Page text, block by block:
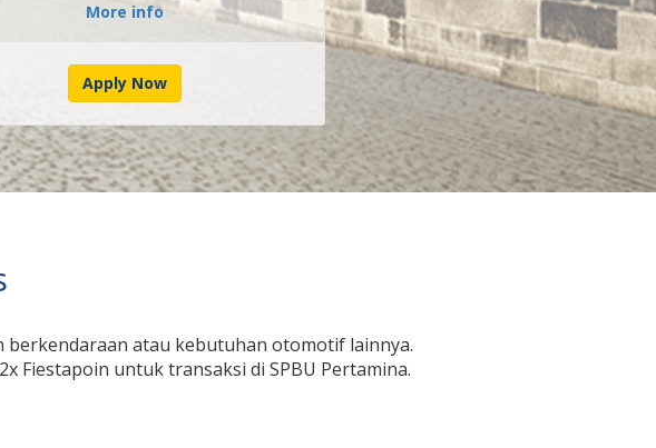
More info
Apply Now
atau kebutuhan otomotif lainnya.
Fiestapoin untuk transaksi di SPBU Pertamina.